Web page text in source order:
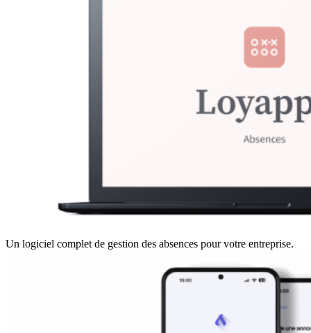
Un logiciel complet de gestion des absences pour votre entreprise.